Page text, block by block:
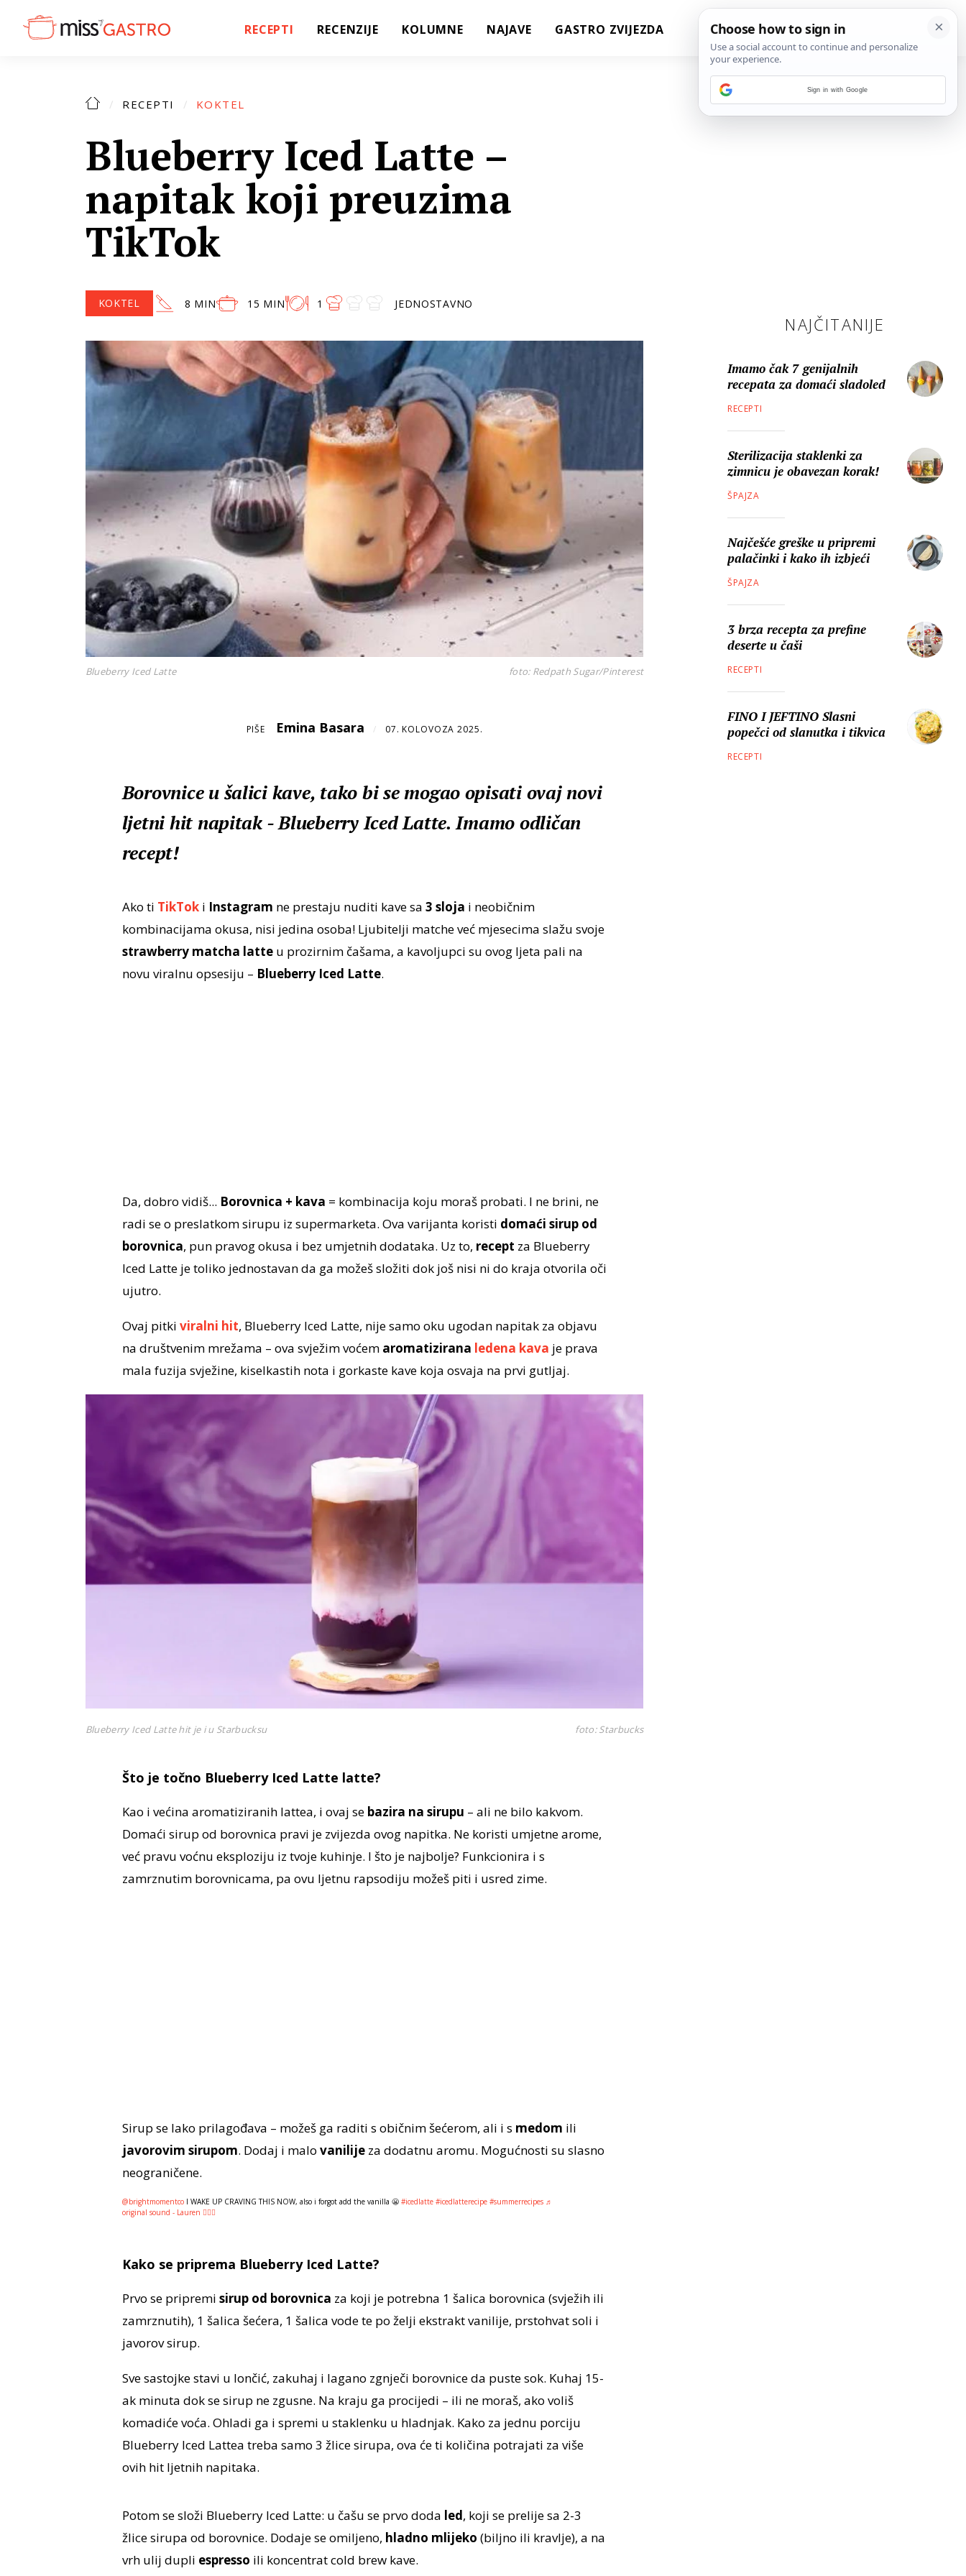
RECEPTI RECENZIJE KOLUMNE NAJAVE GASTRO ZVIJEZDA
RECEPTI KOKTEL
Blueberry Iced Latte –
napitak koji preuzima
TikTok
KOKTEL 8 MIN 15 MIN 1 JEDNOSTAVNO
Blueberry Iced Latte foto: Redpath Sugar/Pinterest
PIŠE Emina Basara / 07. KOLOVOZA 2025.
Borovnice u šalici kave, tako bi se mogao opisati ovaj novi
ljetni hit napitak - Blueberry Iced Latte. Imamo odličan
recept!
Ako ti TikToki Instagram ne prestaju nuditi kave sa 3 sloja i neobičnim
kombinacijama okusa, nisi jedina osoba! Ljubitelji matche već mjesecima slažu svoje
strawberry matcha latteu prozirnim čašama, a kavoljupci su ovog ljeta pali na
novu viralnu opsesiju – Blueberry Iced Latte.
Da, dobro vidiš... Borovnica + kava = kombinacija koju moraš probati. I ne brini, ne
radi se o preslatkom sirupu iz supermarketa. Ova varijanta koristi domaći sirup od
borovnica, pun pravog okusa i bez umjetnih dodataka. Uz to, recept za Blueberry
Iced Latte je toliko jednostavan da ga možeš složiti dok još nisi ni do kraja otvorila oči
ujutro.
Ovaj pitki viralni hit, Blueberry Iced Latte, nije samo oku ugodan napitak za objavu
na društvenim mrežama – ova svježim voćem aromatizirana ledena kava je prava
mala fuzija svježine, kiselkastih nota i gorkaste kave koja osvaja na prvi gutljaj.
Blueberry Iced Latte hit je i u Starbucksu foto: Starbucks
Što je točno Blueberry Iced Latte latte?
Kao i većina aromatiziranih lattea, i ovaj se bazira na sirupu – ali ne bilo kakvom.
Domaći sirup od borovnica pravi je zvijezda ovog napitka. Ne koristi umjetne arome,
već pravu voćnu eksploziju iz tvoje kuhinje. I što je najbolje? Funkcionira i s
zamrznutim borovnicama, pa ovu ljetnu rapsodiju možeš piti i usred zime.
Sirup se lako prilagođava – možeš ga raditi s običnim šećerom, ali i s medom ili
javorovim sirupom. Dodaj i malo vanilijeza dodatnu aromu. Mogućnosti su slasno
neograničene.
@brightmomentcoI WAKE UP CRAVING THIS NOW, also i forgot add the vanilla 😬 #icedlatte #icedlatterecipe #summerrecipes ♬
original sound - Lauren 🧚🏻‍♀️
Kako se priprema Blueberry Iced Latte?
Prvo se pripremi sirup od borovnica za koji je potrebna 1 šalica borovnica (svježih ili
zamrznutih), 1 šalica šećera, 1 šalica vode te po želji ekstrakt vanilije, prstohvat soli i
javorov sirup.
Sve sastojke stavi u lončić, zakuhaj i lagano zgnječi borovnice da puste sok. Kuhaj 15-
ak minuta dok se sirup ne zgusne. Na kraju ga procijedi – ili ne moraš, ako voliš
komadiće voća. Ohladi ga i spremi u staklenku u hladnjak. Kako za jednu porciju
Blueberry Iced Lattea treba samo 3 žlice sirupa, ova će ti količina potrajati za više
ovih hit ljetnih napitaka.
Potom se složi Blueberry Iced Latte: u čašu se prvo doda led, koji se prelije sa 2-3
žlice sirupa od borovnice. Dodaje se omiljeno, hladno mlijeko (biljno ili kravlje), a na
vrh ulij dupli espresso ili koncentrat cold brew kave.
NAJČITANIJE
Imamo čak 7 genijalnih
recepata za domaći sladoled
RECEPTI
Sterilizacija staklenki za
zimnicu je obavezan korak!
ŠPAJZA
Najčešće greške u pripremi
palačinki i kako ih izbjeći
ŠPAJZA
3 brza recepta za prefine
deserte u čaši
RECEPTI
FINO I JEFTINO Slasni
popečci od slanutka i tikvica
RECEPTI
Sign in with Google